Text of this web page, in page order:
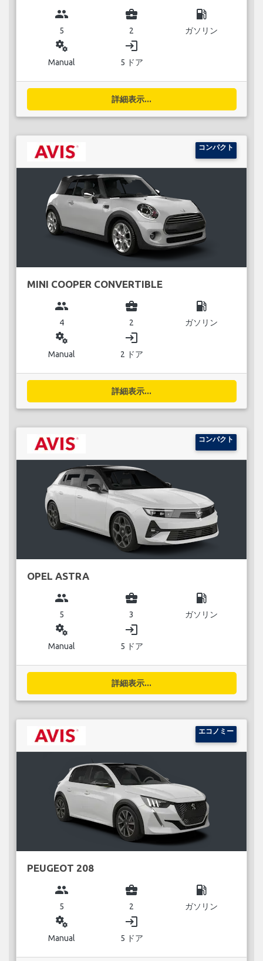
group
5
business_center
2
local_gas_station
ガソリン
miscellaneous_services
Manual
login
5 ドア
詳細表示...
コンパクト
MINI COOPER CONVERTIBLE
group
4
business_center
2
local_gas_station
ガソリン
miscellaneous_services
Manual
login
2 ドア
詳細表示...
コンパクト
OPEL ASTRA
group
5
business_center
3
local_gas_station
ガソリン
miscellaneous_services
Manual
login
5 ドア
詳細表示...
エコノミー
PEUGEOT 208
group
5
business_center
2
local_gas_station
ガソリン
miscellaneous_services
Manual
login
5 ドア